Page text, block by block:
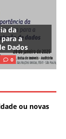
da
para a
Dados
0
ou novas